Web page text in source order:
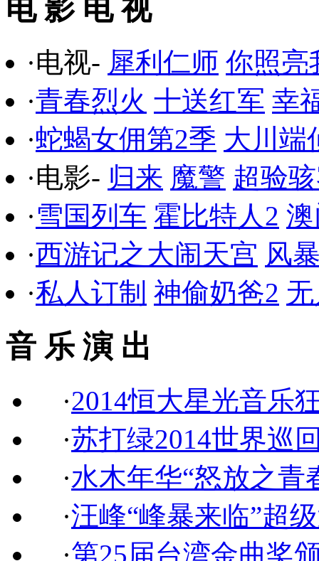
电 影 电 视
·电视- 犀利仁师 你照亮
·青春烈火 十送红军 幸
·蛇蝎女佣第2季 大川端
·电影- 归来 魔警 超验
·雪国列车 霍比特人2
·西游记之大闹天宫 风
·私人订制 神偷奶爸2
音 乐 演 出
·2014恒大星光音乐
·苏打绿2014世界巡
·水木年华“怒放之青
·汪峰“峰暴来临”超
·第25届台湾金曲奖